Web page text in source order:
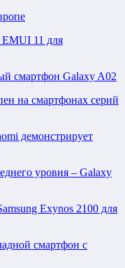
EMUI 11 для
смартфон Galaxy A02
на смартфонах серий
демонстрирует
уровня – Galaxy
Exynos 2100 для
смартфон с